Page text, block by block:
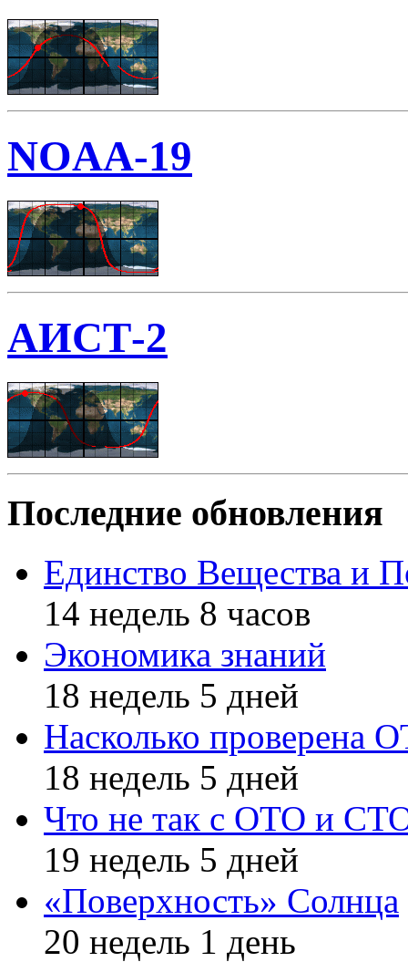
NOAA-19
АИСТ-2
Последние обновления
Единство Вещества и
14 недель 8 часов
Экономика знаний
18 недель 5 дней
Насколько проверена
18 недель 5 дней
Что не так с ОТО и
19 недель 5 дней
«Поверхность» Солнца
20 недель 1 день